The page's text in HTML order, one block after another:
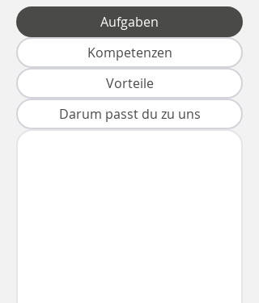
Aufgaben
Kompetenzen
Vorteile
Darum passt du zu uns